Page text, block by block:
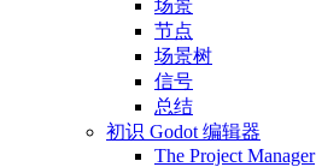
场景
节点
场景树
信号
总结
初识 Godot 编辑器
The Project Manager